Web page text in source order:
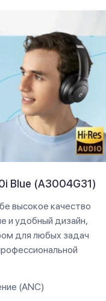
Blue (A3004G31)
высокое качество
и удобный дизайн,
для любых задач
(ANC)